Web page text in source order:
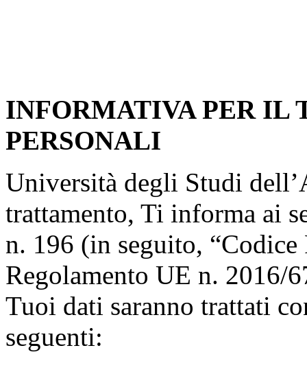
INFORMATIVA PER IL
PERSONALI
Università degli Studi
trattamento, Ti informa ai
n. 196 (in seguito, “Codice
Regolamento UE n. 2016/
Tuoi dati saranno trattati
seguenti: